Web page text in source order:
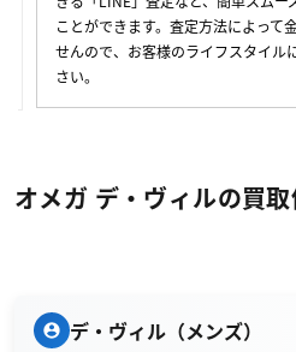
ことができます。査定方法によって
せんので、お客様のライフスタイル
さい。
オメガ デ・ヴィルの買
デ・ヴィル（メンズ）